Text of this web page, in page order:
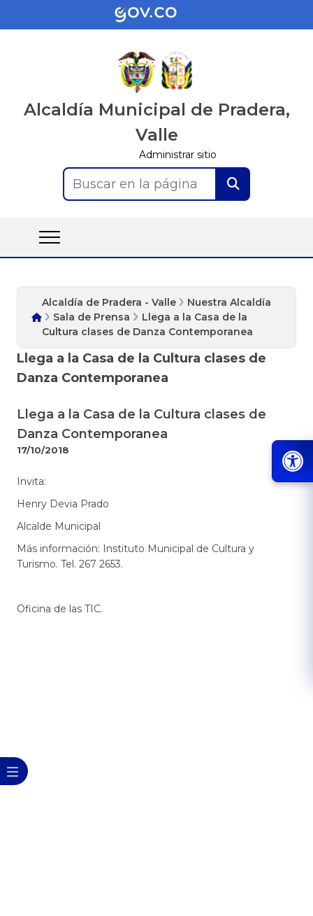
Alcaldía Municipal de Pradera,
Valle
Administrar sitio
Buscar en la página
Alcaldía de Pradera - Valle
Nuestra Alcaldía
Sala de Prensa
Llega a la Casa de la
Cultura clases de Danza Contemporanea
Llega a la Casa de la Cultura clases de
Danza Contemporanea
Llega a la Casa de la Cultura clases de
Danza Contemporanea
17/10/2018
​Invita:
Henry Devia Prado
Alcalde Municipal
Más información: Instituto Municipal de Cultura y
Turismo. Tel. 267 2653.​
Oficina de las TIC.